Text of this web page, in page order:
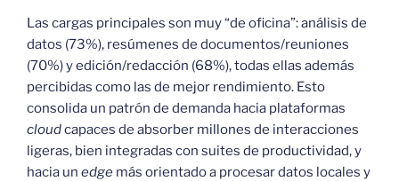
Las cargas principales son muy “de oficina”: análisis de
datos (73%), resúmenes de documentos/reuniones
(70%) y edición/redacción (68%), todas ellas además
percibidas como las de mejor rendimiento. Esto
consolida un patrón de demanda hacia plataformas
cloudcapaces de absorber millones de interacciones
ligeras, bien integradas con suites de productividad, y
hacia un edge más orientado a procesar datos locales y